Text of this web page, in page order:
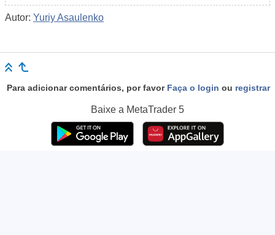
Autor: Yuriy Asaulenko
Para adicionar comentários, por favor Faça o login ou registrar
Baixe a MetaTrader 5